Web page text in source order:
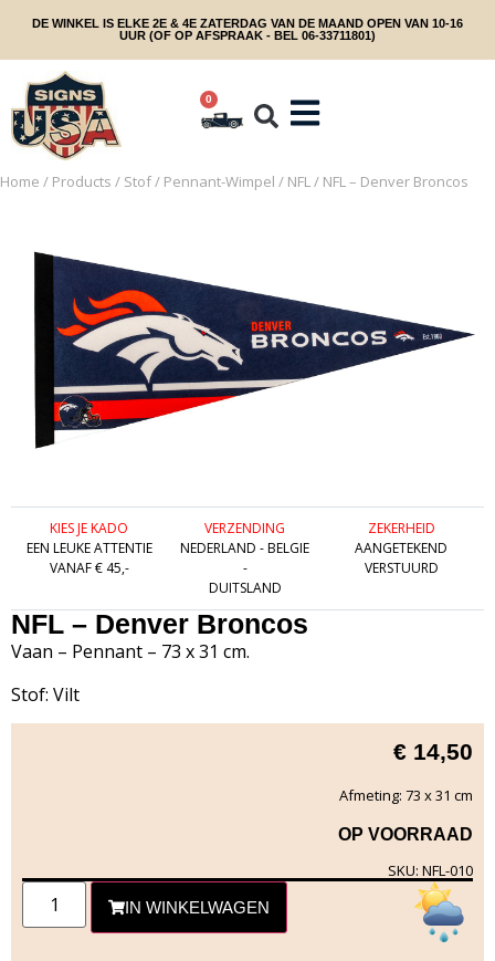
DE WINKEL IS ELKE 2E & 4E ZATERDAG VAN DE MAAND OPEN VAN 10-16
UUR (OF OP AFSPRAAK - BEL 06-33711801)
0
Home / Products / Stof/ Pennant-Wimpel / NFL/ NFL – Denver Broncos
KIES JE KADO
EEN LEUKE ATTENTIE
VANAF € 45,-
VERZENDING
NEDERLAND - BELGIE
-
DUITSLAND
ZEKERHEID
AANGETEKEND
VERSTUURD
NFL – Denver Broncos
Vaan – Pennant – 73 x 31 cm.
Stof: Vilt
€ 14,50
Afmeting: 73 x 31 cm
OP VOORRAAD
SKU: NFL-010
IN WINKELWAGEN